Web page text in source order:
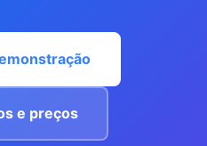
e preços